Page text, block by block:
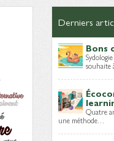
Derniers
Bons
Quatre
une méthode…